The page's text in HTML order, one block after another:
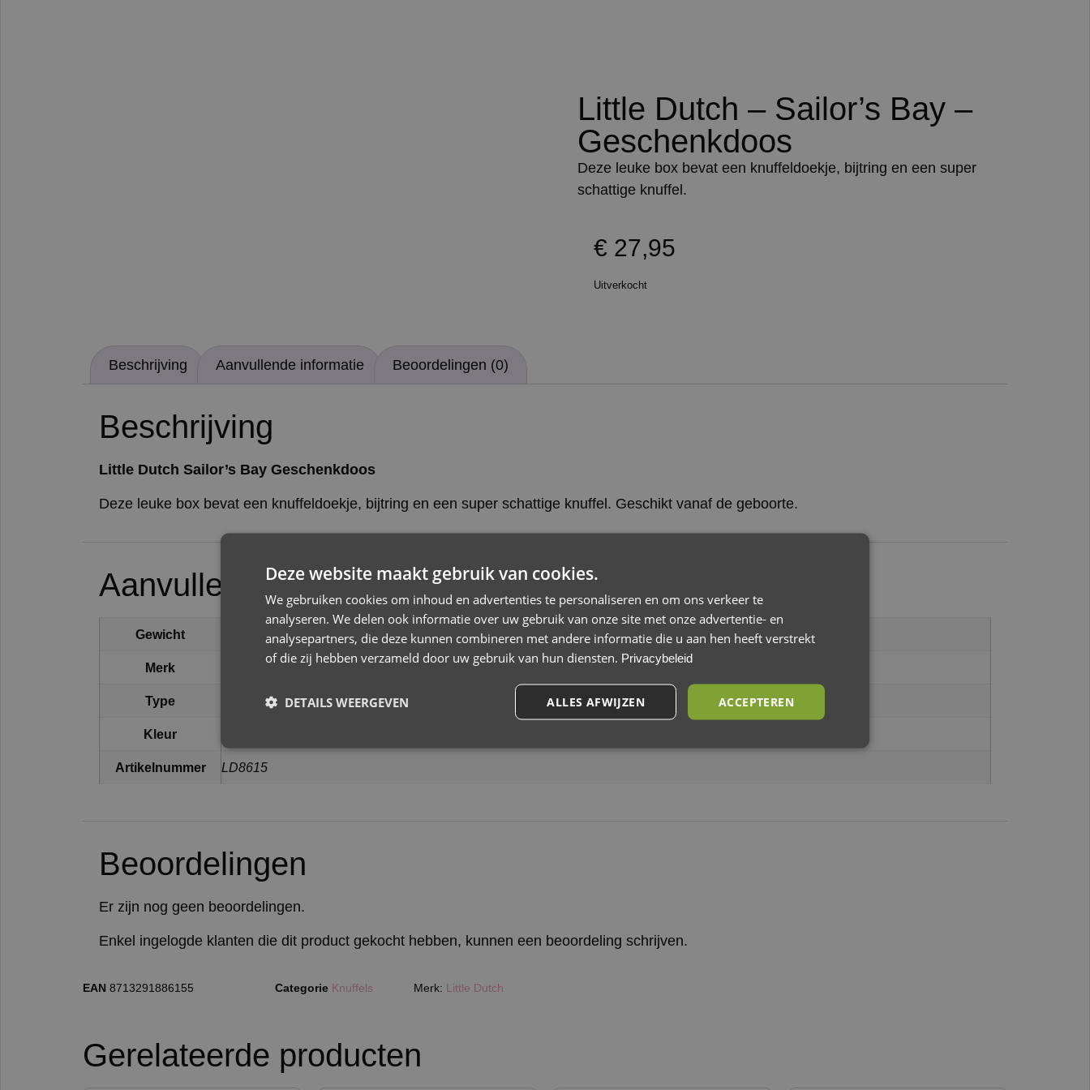
Little Dutch – Sailor’s Bay –
Geschenkdoos
Deze leuke box bevat een knuffeldoekje, bijtring en een super
schattige knuffel.
€ 27,95
Uitverkocht
Beschrijving Aanvullende informatie Beoordelingen (0)
Beschrijving
Little Dutch Sailor’s Bay Geschenkdoos
Deze leuke box bevat een knuffeldoekje, bijtring en een super schattige knuffel. Geschikt vanaf de geboorte.
Aanvullende informatie
Gewicht
Merk Little Dutch
Type Sailor's Bay Geschenkdoos
Kleur
Artikelnummer LD8615
Beoordelingen
Er zijn nog geen beoordelingen.
Enkel ingelogde klanten die dit product gekocht hebben, kunnen een beoordeling schrijven.
EAN 8713291886155 Categorie Knuffels Merk: Little Dutch
Gerelateerde producten
Deze website maakt gebruik van cookies.
We gebruiken cookies om inhoud en advertenties te personaliseren en om ons verkeer te
analyseren. We delen ook informatie over uw gebruik van onze site met onze advertentie- en
analysepartners, die deze kunnen combineren met andere informatie die u aan hen heeft verstrekt
of die zij hebben verzameld door uw gebruik van hun diensten. Privacybeleid
ACCEPTEREN
ALLES AFWIJZEN
DETAILS WEERGEVEN